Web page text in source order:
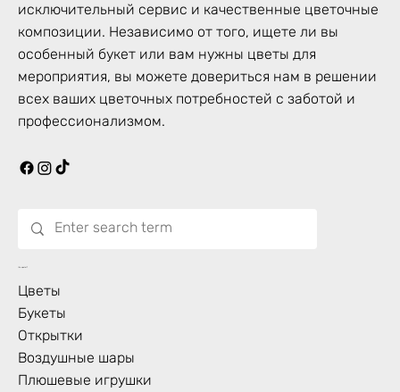
исключительный сервис и качественные цветочные
композиции. Независимо от того, ищете ли вы
особенный букет или вам нужны цветы для
мероприятия, вы можете довериться нам в решении
всех ваших цветочных потребностей с заботой и
профессионализмом.
Что цветет?
Цветы
Букеты
Открытки
Воздушные шары
Плюшевые игрушки